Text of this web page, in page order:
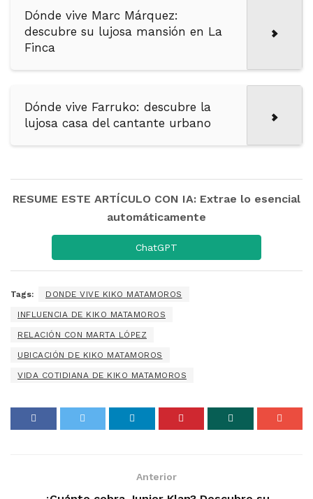
Dónde vive Marc Márquez:
descubre su lujosa mansión en La
Finca
Dónde vive Farruko: descubre la
lujosa casa del cantante urbano
RESUME ESTE ARTÍCULO CON IA: Extrae lo esencial
automáticamente
ChatGPT
Tags: DONDE VIVE KIKO MATAMOROS
INFLUENCIA DE KIKO MATAMOROS
RELACIÓN CON MARTA LÓPEZ
UBICACIÓN DE KIKO MATAMOROS
VIDA COTIDIANA DE KIKO MATAMOROS
Anterior